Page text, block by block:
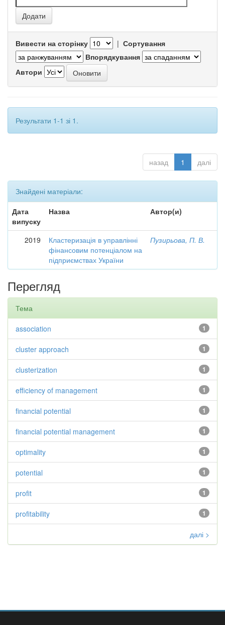
Вивести на сторінку | Сортування
Впорядкування
Автори
Результати 1-1 зі 1.
назад 1 далі
Знайдені матеріали:
Дата
випуску
Назва Автор(и)
2019
Кластеризація в управлінні
фінансовим потенціалом на
підприємствах України
Пузирьова, П. В.
Перегляд
Тема
1
association
1
cluster approach
1
clusterization
1
efficiency of management
1
financial potential
1
financial potential management
1
optimality
1
potential
1
profit
1
profitability
далі >